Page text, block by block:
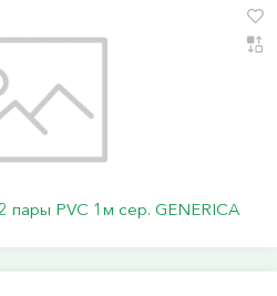
пары PVC 1м сер. GENERICA